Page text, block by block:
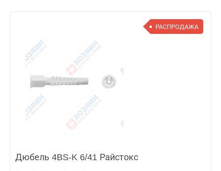
РАСПРОДАЖА
Дюбель 4BS-K 6/41 Райстокс